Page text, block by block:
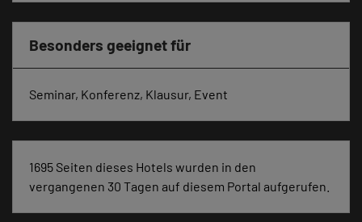
Besonders geeignet für
Seminar, Konferenz, Klausur, Event
1695 Seiten dieses Hotels wurden in den
vergangenen 30 Tagen auf diesem Portal aufgerufen.